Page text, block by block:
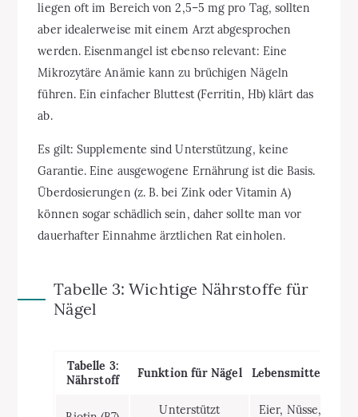
liegen oft im Bereich von 2,5–5 mg pro Tag, sollten
aber idealerweise mit einem Arzt abgesprochen
werden. Eisenmangel ist ebenso relevant: Eine
Mikrozytäre Anämie kann zu brüchigen Nägeln
führen. Ein einfacher Bluttest (Ferritin, Hb) klärt das
ab.
Es gilt: Supplemente sind Unterstützung, keine
Garantie. Eine ausgewogene Ernährung ist die Basis.
Überdosierungen (z. B. bei Zink oder Vitamin A)
können sogar schädlich sein, daher sollte man vor
dauerhafter Einnahme ärztlichen Rat einholen.
Tabelle 3: Wichtige Nährstoffe für
Nägel
Tabelle 3:
Nährstoff
Funktion für Nägel
Unterstützt Eier, Nüsse, Hafer,